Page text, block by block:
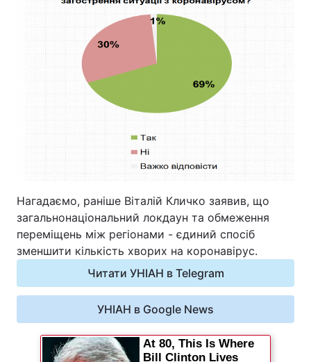
Нагадаємо, раніше Віталій Кличко заявив, що
загальнонаціональний локдаун та обмеження
переміщень між регіонами - єдиний спосіб
зменшити кількість хворих на коронавірус.
Читати УНІАН в Telegram
УНІАН в Google News